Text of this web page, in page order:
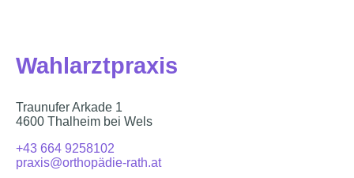
Wahlarztpraxis
Traunufer Arkade 1
4600 Thalheim bei Wels
+43 664 9258102
praxis@orthopädie-rath.at